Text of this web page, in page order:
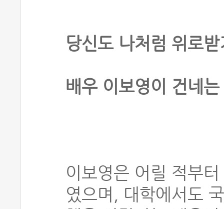
당신도 나처럼 위로
배우 이보영이 건네
이보영은 어릴 적부
였으며, 대학에서도